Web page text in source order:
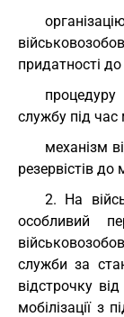
придатності
службу під час
механізм
резервістів
2. На
особливий
служби за
відстрочку
мобілізації з